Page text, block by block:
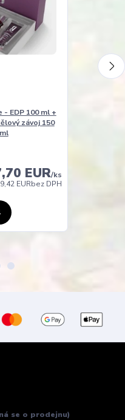
- EDP 100 ml +
závoj 150
EUR/ks
EURbez DPH
se o prodejnu)